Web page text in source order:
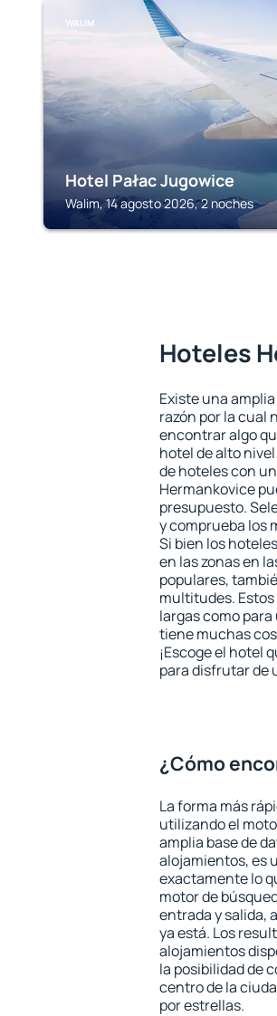
WALIM
Hotel Pałac Jugowice
Walim, 14 agosto 2026, 2 noches
Hoteles
Existe una
razón por la cual
encontrar algo
hotel de alto
de hoteles con
Hermankovice
presupuesto.
y comprueba los
Si bien los
en las zonas en
populares,
multitudes.
largas como
tiene muchas
¡Escoge el hotel
para disfrutar de
¿Cómo
La forma más
utilizando el
amplia base de
alojamientos, es
exactamente lo
motor de
entrada y salida,
ya está. Los
alojamientos
la posibilidad de
centro de la
por estrellas.